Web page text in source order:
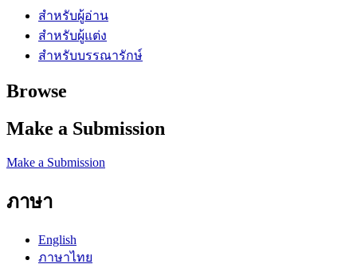
สำหรับผู้อ่าน
สำหรับผู้แต่ง
สำหรับบรรณารักษ์
Browse
Make a Submission
Make a Submission
ภาษา
English
ภาษาไทย